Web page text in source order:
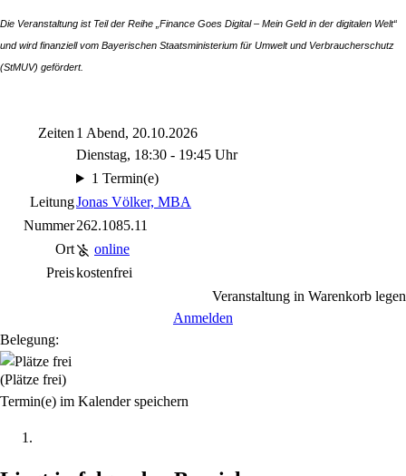
Die Veranstaltung ist Teil der Reihe „Finance Goes Digital – Mein Geld in der digitalen Welt“
und wird finanziell vom Bayerischen Staatsministerium für Umwelt und Verbraucherschutz
(StMUV) gefördert.
Zeiten 1 Abend, 20.10.2026
Dienstag, 18:30 - 19:45 Uhr
1 Termin(e)
LeitungJonas Völker, MBA
Nummer262.1085.11
Ort
online
Preiskostenfrei
Veranstaltung in Warenkorb legen
Anmelden
Belegung:
(Plätze frei)
Termin(e) im Kalender speichern